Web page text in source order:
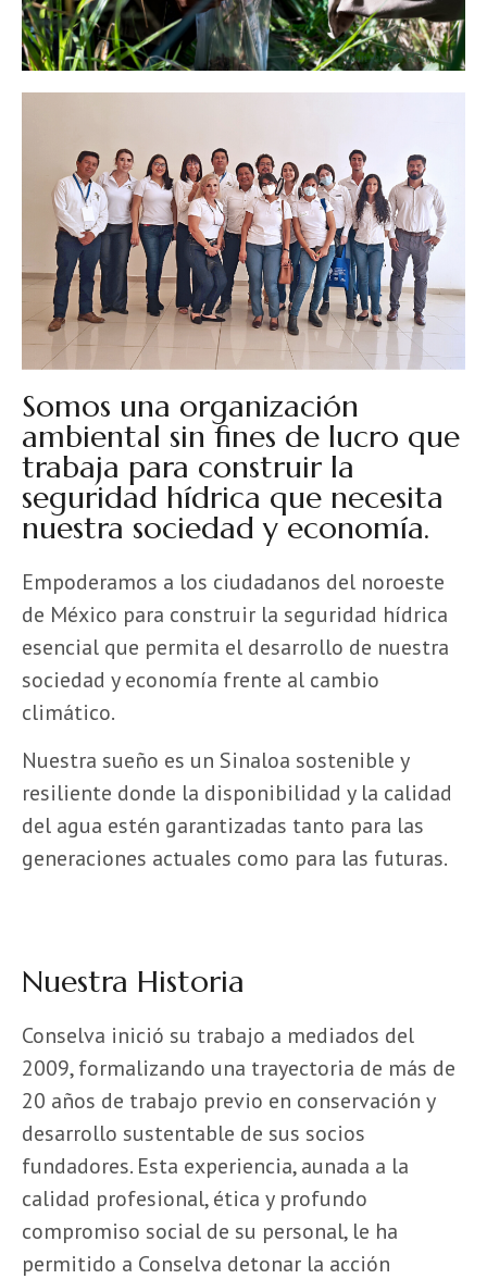
Somos una organización
ambiental sin fines de lucro que
trabaja para construir la
seguridad hídrica que necesita
nuestra sociedad y economía.
Empoderamos a los ciudadanos del noroeste
de México para construir la seguridad hídrica
esencial que permita el desarrollo de nuestra
sociedad y economía frente al cambio
climático.
Nuestra sueño es un Sinaloa sostenible y
resiliente donde la disponibilidad y la calidad
del agua estén garantizadas tanto para las
generaciones actuales como para las futuras.
Nuestra Historia
Conselva inició su trabajo a mediados del
2009, formalizando una trayectoria de más de
20 años de trabajo previo en conservación y
desarrollo sustentable de sus socios
fundadores. Esta experiencia, aunada a la
calidad profesional, ética y profundo
compromiso social de su personal, le ha
permitido a Conselva detonar la acción